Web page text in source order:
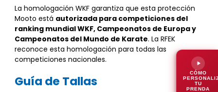
La homologación WKF garantiza que esta protección
Mooto está autorizada para competiciones del
ranking mundial WKF, Campeonatos de Europa y
Campeonatos del Mundo de Karate. La RFEK
reconoce esta homologación para todas las
competiciones nacionales.
Guía de Tallas
CÓMO
TU
PRENDA